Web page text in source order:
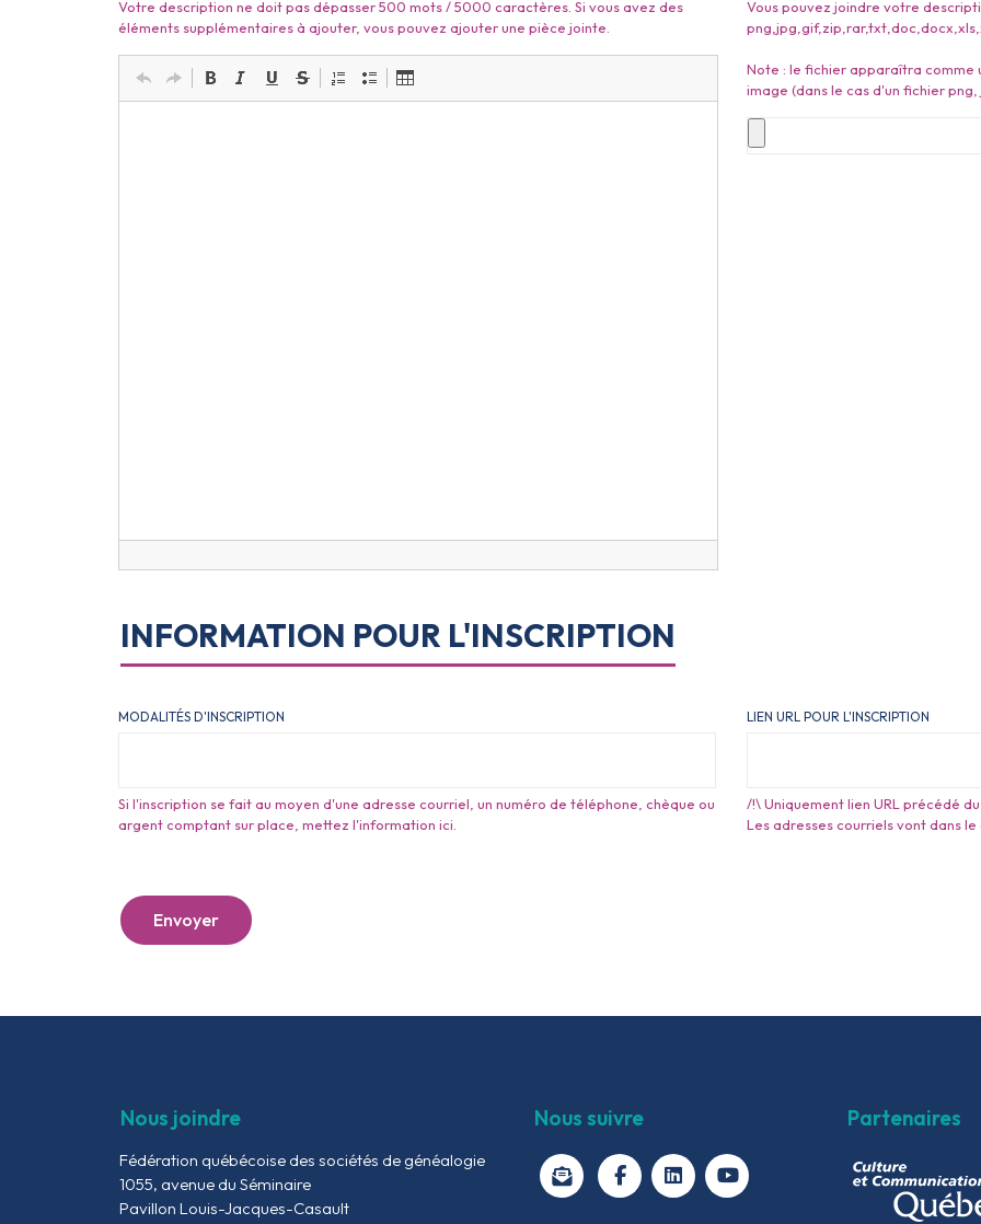
Votre description ne doit pas dépasser 500 mots / 5000 caractères. Si vous avez des
éléments supplémentaires à ajouter, vous pouvez ajouter une pièce jointe.
Vous pouvez joindre votre
Note : le fichier apparaîtra comme
image (dans le cas d'un fichier png,
INFORMATION POUR L'INSCRIPTION
MODALITÉS D'INSCRIPTION
Si l'inscription se fait au moyen d'une adresse courriel, un numéro de téléphone, chèque ou
argent comptant sur place, mettez l'information ici.
LIEN URL POUR L'INSCRIPTION
/!\ Uniquement lien URL précédé
Les adresses courriels vont dans
Envoyer
Nous joindre
Fédération québécoise des sociétés de généalogie
1055, avenue du Séminaire
Pavillon Louis-Jacques-Casault
Nous suivre
facebooklinkedinyoutube
Partenaires